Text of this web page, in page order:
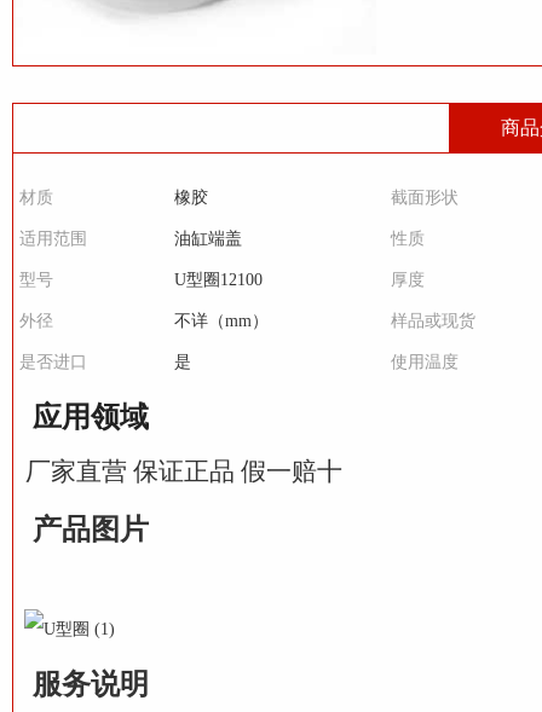
商
材质 橡胶 截面形状
适用范围 油缸端盖 性质
型号 U型圈12100 厚度
外径 不详（mm） 样品或现货
是否进口 是 使用温度
应用领域
厂家直营 保证正品 假一赔十
产品图片
服务说明